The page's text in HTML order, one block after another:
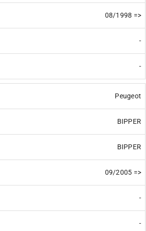
08/1998 =>
-
-
Peugeot
BIPPER
BIPPER
09/2005 =>
-
-